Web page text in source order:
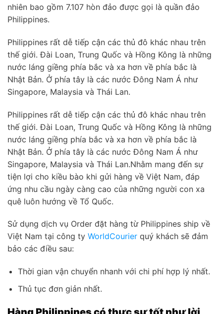
nhiên bao gồm 7.107 hòn đảo được gọi là quần đảo
Philippines.
Philippines rất dễ tiếp cận các thủ đô khác nhau trên
thế giới. Đài Loan, Trung Quốc và Hồng Kông là những
nước láng giềng phía bắc và xa hơn về phía bắc là
Nhật Bản. Ở phía tây là các nước Đông Nam Á như
Singapore, Malaysia và Thái Lan.
Philippines rất dễ tiếp cận các thủ đô khác nhau trên
thế giới. Đài Loan, Trung Quốc và Hồng Kông là những
nước láng giềng phía bắc và xa hơn về phía bắc là
Nhật Bản. Ở phía tây là các nước Đông Nam Á như
Singapore, Malaysia và Thái Lan.Nhằm mang đến sự
tiện lợi cho kiều bào khi gửi hàng về Việt Nam, đáp
ứng nhu cầu ngày càng cao của những người con xa
quê luôn hướng về Tổ Quốc.
Sử dụng dịch vụ Order đặt hàng từ Philippines ship về
Việt Nam tại công ty WorldCourier quý khách sẽ đảm
bảo các điều sau:
Thời gian vận chuyển nhanh với chi phí hợp lý nhất.
Thủ tục đơn giản nhất.